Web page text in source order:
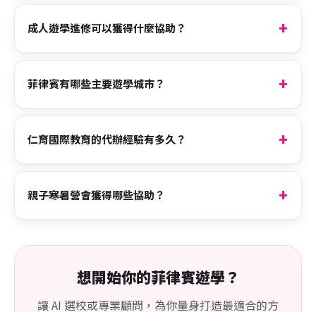
成人遊學進修可以獲得什麼協助？
菲律賓有哪些主要遊學城市？
仁育國際教育的代辦經驗有多久？
親子寒暑營會獲得哪些協助？
想開始你的菲律賓遊學？
讓 AI 選校或專業顧問，為你量身打造最適合的方